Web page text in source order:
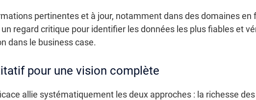
pertinentes et à jour, notamment dans des domaines en
regard critique pour identifier les données les plus fiables et
dans le business case.
pour une vision complète
allie systématiquement les deux approches : la richesse